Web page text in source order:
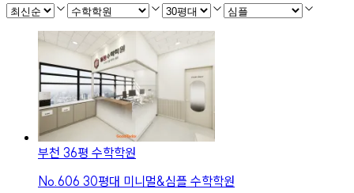
부천 36평 수학학원
No. 606 30평대 미니멀&심플 수학학원